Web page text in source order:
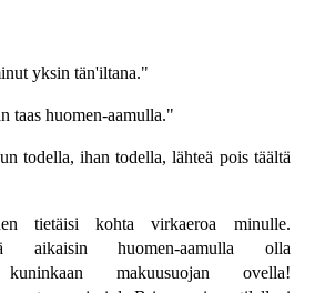
yksin tän'iltana."
taas huomen-aamulla."
todella, ihan todella, lähteä pois täältä
tietäisi kohta virkaeroa minulle.
aikaisin huomen-aamulla olla
kuninkaan makuusuojan ovella!